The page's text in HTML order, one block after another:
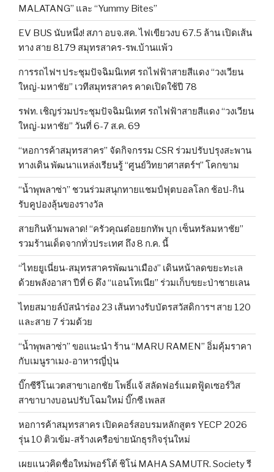
MALATANG” และ “Yummy Bites”
EV BUS นับหนึ่ง! สภา อบจ.สค. ไฟเขียวงบ 67.5 ล้าน เปิดเส้น
ทาง สาย 8179 สมุทรสาคร-รพ.บ้านแพ้ว
การรถไฟฯ ประชุมปัจฉิมนิเทศ รถไฟฟ้าสายสีแดง “วงเวียน
ใหญ่-มหาชัย” เวทีสมุทรสาคร คาดเปิดใช้ปี 78
รฟท. เชิญร่วมประชุมปัจฉิมนิเทศ รถไฟฟ้าสายสีแดง “วงเวียน
ใหญ่-มหาชัย” วันที่ 6-7 ส.ค. 69
“หอการค้าสมุทรสาคร” จัดกิจกรรม CSR ร่วมปรับปรุงสะพาน
ทางเดิน พัฒนาแหล่งเรียนรู้ “ศูนย์วิทยาศาสตร์ฯ” โคกขาม
“น้ำพุพลาซ่า” ชวนร่วมสนุกทายแชมป์ฟุตบอลโลก ช้อป-กิน
รับคูปองลุ้นของรางวัล
สายกินห้ามพลาด! “ครัวคุณต๋อยยกทัพ บุก เซ็นทรัลมหาชัย”
รวมร้านเด็ดจากทั่วประเทศ ถึง 8 ก.ค. นี้
“ไทยยูเนี่ยน-สมุทรสาครพัฒนาเมือง” เดินหน้าลดขยะทะเล
ด้วยพลังอาสา ปีที่ 6 ดึง “แอนโทเนีย” ร่วมเก็บขยะป่าชายเลน
ไทยสมายล์บัสนำร่อง 23 เส้นทางรับบัตรสวัสดิการฯ สาย 120
และสาย 7 ร่วมด้วย
“น้ำพุพลาซ่า” ขอแนะนำ ร้าน “MARU RAMEN” อิ่มคุ้มราคา
กับเมนูราเมง-อาหารญี่ปุ่น
บิ๊กซีรีโนเวตสาขาเอกชัย โพธิ์แจ้ สลัดฟอร์แมตฟู้ดเซอร์วิส
สาขาบางบอนปรับโฉมใหม่ บิ๊กซี เพลส
หอการค้าสมุทรสาคร เปิดคอร์สอบรมหลักสูตร YECP 2026
รุ่น 10 ติวเข้ม-สร้างเครือข่ายนักธุรกิจรุ่นใหม่
เผยแนวคิดชื่อใหม่พอร์โต้ ชิโน่ MAHA SAMUTR. Society รี